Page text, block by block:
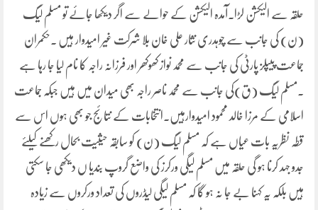
حلقہ سے الیکشن لڑا۔آمدہ الیکشن کے حوالے سے اگر دیکھا جائے تو مسلم لیگ
(ن) کی جانب سے چوہدری نثار علی خان بلا شرکت غیر امیدوار ہیں ۔حکمران
جماعت پیپلز پارٹی کی جانب سے محمد نواز کھوکھر اور فرزانہ راجہ کا نام لیا جا رہا ہے
۔مسلم لیگ (ق)کی جانب سے محمد ناصر راجہ بھی میدان میں ہیں جبکہ جماعت
اسلامی کے مرزا خالد محمود امیدوارہیں۔انتخابات کے نتائج جو بھی ہوں اس سے
قطہ نظریہ بات عیاں ہے کہ مسلم لیگ (ن) کو سابقہ حیثیت بحال رکھنے کیلئے
جدو جہد کرنا ہو گی حلقہ میں مسلم لیگی ورکرز کی واضع گروپ بندیا ں دیکھی جا سکتی
ہیں بلکہ یہ کہنا بے جا نہ ہو گا کہ مسلم لیگی لیڈروں کی تعداد ورکروں سے زیادہ